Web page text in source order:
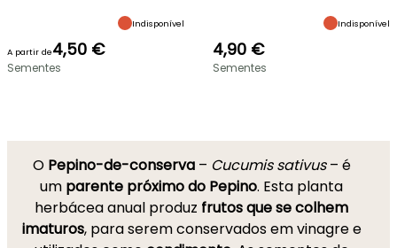
Indisponível
A partir de4,50 €
Sementes
Indisponível
4,90 €
Sementes
O Pepino-de-conserva– Cucumis sativus– é
um parente próximo do Pepino. Esta planta
herbácea anual produz frutos que se colhem
imaturos, para serem conservados em vinagre e